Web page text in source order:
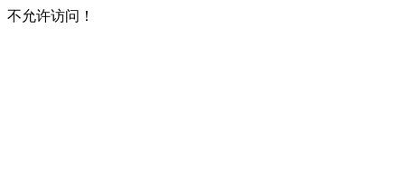
不允许访问！